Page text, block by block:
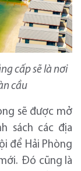
cấp sẽ là nơi
cầu
sẽ được mở
sách các địa
để Hải Phòng
Đó cũng là